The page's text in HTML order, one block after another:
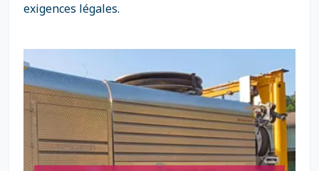
exigences légales.